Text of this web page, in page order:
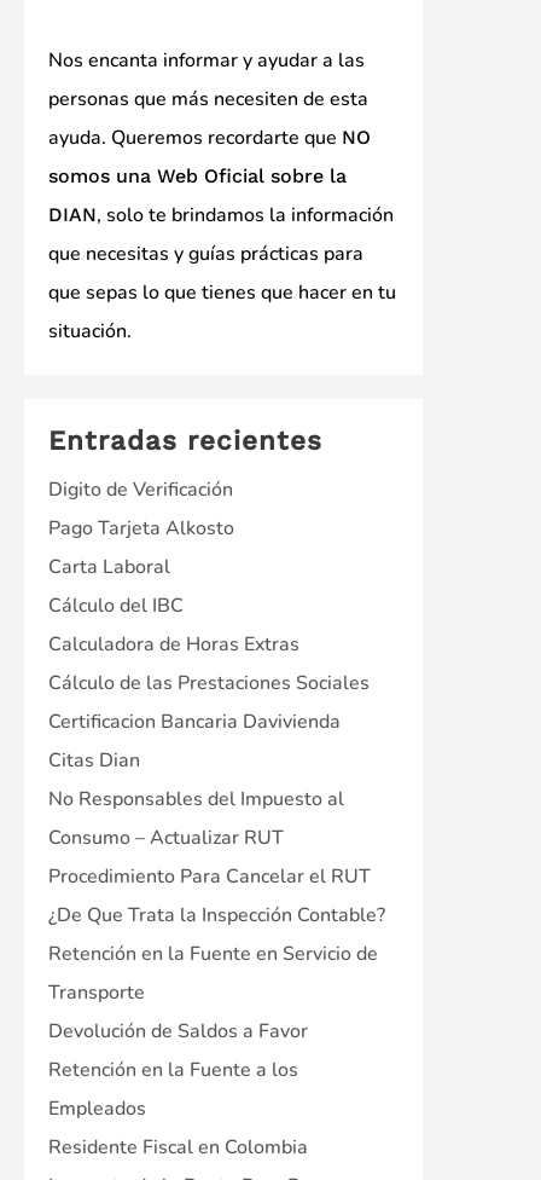
Nos encanta informar y ayudar a las
personas que más necesiten de esta
ayuda. Queremos recordarte que NO
somos una Web Oficial sobre la
DIAN, solo te brindamos la información
que necesitas y guías prácticas para
que sepas lo que tienes que hacer en tu
situación.
Entradas recientes
Digito de Verificación
Pago Tarjeta Alkosto
Carta Laboral
Cálculo del IBC
Calculadora de Horas Extras
Cálculo de las Prestaciones Sociales
Certificacion Bancaria Davivienda
Citas Dian
No Responsables del Impuesto al
Consumo – Actualizar RUT
Procedimiento Para Cancelar el RUT
¿De Que Trata la Inspección Contable?
Retención en la Fuente en Servicio de
Transporte
Devolución de Saldos a Favor
Retención en la Fuente a los
Empleados
Residente Fiscal en Colombia